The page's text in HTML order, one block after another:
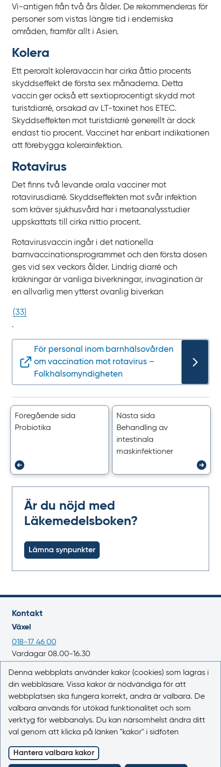
Vi‍-‍antigen från två års ålder. De rekommenderas för
personer som vistas längre tid i endemiska
områden, framför allt i Asien.
Kolera
Ett peroralt koleravaccin har cirka åttio procents
skyddseffekt de första sex månaderna. Detta
vaccin ger också ett sextioprocentigt skydd mot
turistdiarré, orsakad av LT‍-‍toxinet hos ETEC.
Skyddseffekten mot turistdiarré generellt är dock
endast tio procent. Vaccinet har enbart indikationen
att förebygga kolerainfektion.
Rotavirus
Det finns två levande orala vacciner mot
rotavirusdiarré. Skyddseffekten mot svår infektion
som kräver sjukhusvård har i metaanalysstudier
uppskattats till cirka nittio procent.
Rotavirusvaccin ingår i det nationella
barnvaccinationsprogrammet och den första dosen
ges vid sex veckors ålder. Lindrig diarré och
kräkningar är vanliga biverkningar, invagination är
en allvarlig men ytterst ovanlig biverkan
(33)
.
För personal inom barnhälsovården
om vaccination mot rotavirus –
Folkhälsomyndigheten
Föregående sida
Probiotika
Nästa sida
Behandling av
intestinala
maskinfektioner
Är du nöjd med
Läkemedelsboken?
Lämna synpunkter
Kontakt
Växel
018-17 46 00
Vardagar 08.00-16.30
E-post
registrator@lakemedelsverket.se
Om webbplatsen
Om Läkemedelsboken
Kontakta oss
Kakor (cookies)
Tillgänglighet
Denna webbplats använder kakor (cookies) som lagras i
din webbläsare. Vissa kakor är nödvändiga för att
webbplatsen ska fungera korrekt, andra är valbara. De
valbara används för utökad funktionalitet och som
verktyg för webbanalys. Du kan närsomhelst ändra ditt
val genom att klicka på länken "kakor" i sidfoten
Hantera valbara kakor